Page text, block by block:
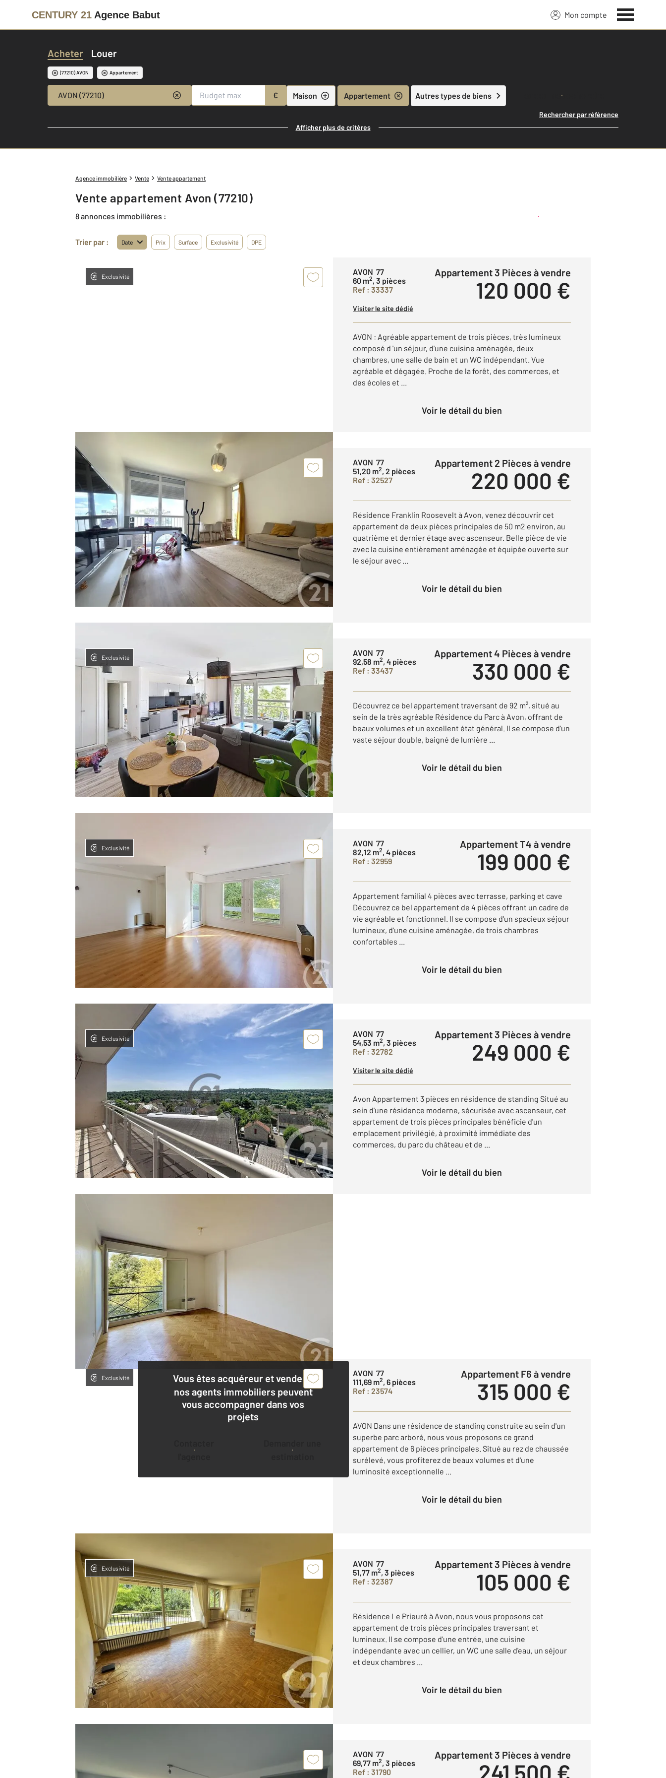
CENTURY 21 Agence Babut Mon compte
Acheter Louer
(77210) AVON Appartement
AVON (77210) € Maison Appartement Autres types de biens Lancer ma recherche
Rechercher par référence
Afficher plus de critères
Agence immobilière Vente Vente appartement
Vente appartement Avon (77210)
8 annonces immobilières : Créer une alerte
Trier par : Date Prix Surface Exclusivité DPE
Exclusivité
AVON 77
60 m2, 3 pièces
Ref : 33337
Appartement 3 Pièces à vendre
120 000 €
Visiter le site dédié
AVON : Agréable appartement de trois pièces, très lumineux
composé d 'un séjour, d'une cuisine aménagée, deux
chambres, une salle de bain et un WC indépendant. Vue
agréable et dégagée. Proche de la forêt, des commerces, et
des écoles et ...
Voir le détail du bien
AVON 77
51,20 m2, 2 pièces
Ref : 32527
Appartement 2 Pièces à vendre
220 000 €
Résidence Franklin Roosevelt à Avon, venez découvrir cet
appartement de deux pièces principales de 50 m2 environ, au
quatrième et dernier étage avec ascenseur. Belle pièce de vie
avec la cuisine entièrement aménagée et équipée ouverte sur
le séjour avec ...
Voir le détail du bien
Exclusivité
AVON 77
92,58 m2, 4 pièces
Ref : 33437
Appartement 4 Pièces à vendre
330 000 €
Découvrez ce bel appartement traversant de 92 m², situé au
sein de la très agréable Résidence du Parc à Avon, offrant de
beaux volumes et un excellent état général. Il se compose d'un
vaste séjour double, baigné de lumière ...
Voir le détail du bien
Exclusivité
AVON 77
82,12 m2, 4 pièces
Ref : 32959
Appartement T4 à vendre
199 000 €
Appartement familial 4 pièces avec terrasse, parking et cave
Découvrez ce bel appartement de 4 pièces offrant un cadre de
vie agréable et fonctionnel. Il se compose d'un spacieux séjour
lumineux, d'une cuisine aménagée, de trois chambres
confortables ...
Voir le détail du bien
Exclusivité
AVON 77
54,53 m2, 3 pièces
Ref : 32782
Appartement 3 Pièces à vendre
249 000 €
Visiter le site dédié
Avon Appartement 3 pièces en résidence de standing Situé au
sein d'une résidence moderne, sécurisée avec ascenseur, cet
appartement de trois pièces principales bénéficie d'un
emplacement privilégié, à proximité immédiate des
commerces, du parc du château et de ...
Voir le détail du bien
Vous êtes acquéreur et vendeur,
nos agents immobiliers peuvent
vous accompagner dans vos
projets
Exclusivité
AVON 77
111,69 m2, 6 pièces
Ref : 23574
Appartement F6 à vendre
315 000 €
AVON Dans une résidence de standing construite au sein d'un
superbe parc arboré, nous vous proposons ce grand
appartement de 6 pièces principales. Situé au rez de chaussée
surélevé, vous profiterez de beaux volumes et d'une
luminosité exceptionnelle ...
Voir le détail du bien
Exclusivité
AVON 77
51,77 m2, 3 pièces
Ref : 32387
Appartement 3 Pièces à vendre
105 000 €
Résidence Le Prieuré à Avon, nous vous proposons cet
appartement de trois pièces principales traversant et
lumineux. Il se compose d'une entrée, une cuisine
indépendante avec un cellier, un WC une salle d'eau, un séjour
et deux chambres ...
Voir le détail du bien
AVON 77
69,77 m2, 3 pièces
Ref : 31790
Appartement 3 Pièces à vendre
241 500 €